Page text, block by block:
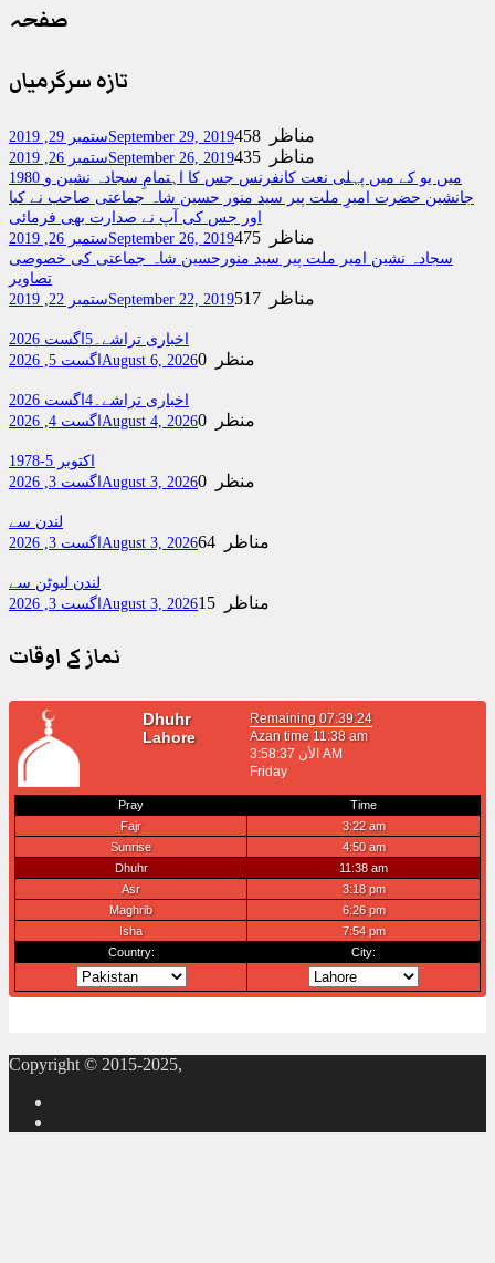
صفحہ
تازہ سرگرمیاں
ستمبر 29, 2019September 29, 2019 458 مناظر
ستمبر 26, 2019September 26, 2019 435 مناظر
1980 میں یو کے میں پہلی نعت کانفرنس جس کا اہتمامِ سجادہ نشین و
جانشین حضرت امیرِ ملت پیر سید منور حسین شاہ جماعتی صاحب نے کیا
اور جس کی آپ نے صدارت بھی فرمائی
ستمبر 26, 2019September 26, 2019 475 مناظر
سجادہ نشین امیر ملت پیر سید منورحسین شاہ جماعتی کی خصوصی
تصاویر
ستمبر 22, 2019September 22, 2019 517 مناظر
اخباری تراشے۔5اگست 2026
اگست 5, 2026 August 6, 2026 0 منظر
اخباری تراشے۔4اگست 2026
اگست 4, 2026 August 4, 2026 0 منظر
اکتوبر 5-1978
اگست 3, 2026 August 3, 2026 0 منظر
لندن سے
اگست 3, 2026 August 3, 2026 64 مناظر
لندن لیوٹن سے
اگست 3, 2026 August 3, 2026 15 مناظر
نماز کے اوقات
Copyright © 2015-2025,